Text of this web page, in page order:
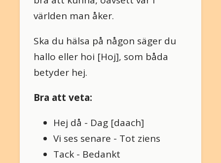
världen man åker.
Ska du hälsa på någon säger du
hallo eller hoi [Hoj], som båda
betyder hej.
Bra att veta:
Hej då - Dag [daach]
Vi ses senare - Tot ziens
Tack - Bedankt